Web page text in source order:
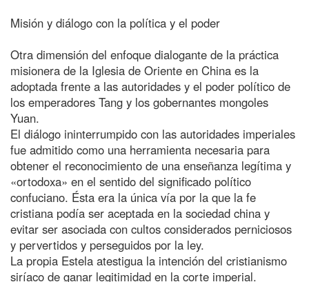
Misión y diálogo con la política y el poder
Otra dimensión del enfoque dialogante de la práctica
misionera de la Iglesia de Oriente en China es la
adoptada frente a las autoridades y el poder político de
los emperadores Tang y los gobernantes mongoles
Yuan.
El diálogo ininterrumpido con las autoridades imperiales
fue admitido como una herramienta necesaria para
obtener el reconocimiento de una enseñanza legítima y
«ortodoxa» en el sentido del significado político
confuciano. Ésta era la única vía por la que la fe
cristiana podía ser aceptada en la sociedad china y
evitar ser asociada con cultos considerados perniciosos
y pervertidos y perseguidos por la ley.
La propia Estela atestigua la intención del cristianismo
siríaco de ganar legitimidad en la corte imperial.